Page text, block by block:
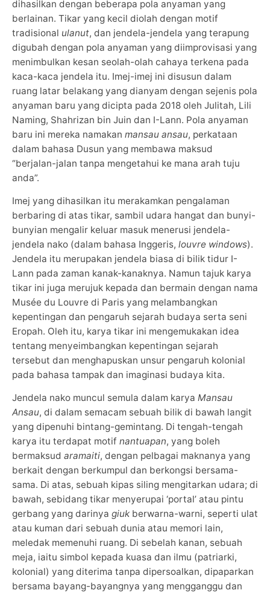
dihasilkan dengan beberapa pola anyaman yang
berlainan. Tikar yang kecil diolah dengan motif
tradisional ulanut, dan jendela-jendela yang terapung
digubah dengan pola anyaman yang diimprovisasi yang
menimbulkan kesan seolah-olah cahaya terkena pada
kaca-kaca jendela itu. Imej-imej ini disusun dalam
ruang latar belakang yang dianyam dengan sejenis pola
anyaman baru yang dicipta pada 2018 oleh Julitah, Lili
Naming, Shahrizan bin Juin dan I-Lann. Pola anyaman
baru ini mereka namakan mansau ansau, perkataan
dalam bahasa Dusun yang membawa maksud
“berjalan-jalan tanpa mengetahui ke mana arah tuju
anda”.
Imej yang dihasilkan itu merakamkan pengalaman
berbaring di atas tikar, sambil udara hangat dan bunyi-
bunyian mengalir keluar masuk menerusi jendela-
jendela nako (dalam bahasa Inggeris, louvre windows).
Jendela itu merupakan jendela biasa di bilik tidur I-
Lann pada zaman kanak-kanaknya. Namun tajuk karya
tikar ini juga merujuk kepada dan bermain dengan nama
Musée du Louvre di Paris yang melambangkan
kepentingan dan pengaruh sejarah budaya serta seni
Eropah. Oleh itu, karya tikar ini mengemukakan idea
tentang menyeimbangkan kepentingan sejarah
tersebut dan menghapuskan unsur pengaruh kolonial
pada bahasa tampak dan imaginasi budaya kita.
Jendela nako muncul semula dalam karya Mansau
Ansau, di dalam semacam sebuah bilik di bawah langit
yang dipenuhi bintang-gemintang. Di tengah-tengah
karya itu terdapat motif nantuapan, yang boleh
bermaksud aramaiti, dengan pelbagai maknanya yang
berkait dengan berkumpul dan berkongsi bersama-
sama. Di atas, sebuah kipas siling mengitarkan udara; di
bawah, sebidang tikar menyerupai ‘portal’ atau pintu
gerbang yang darinya giuk berwarna-warni, seperti ulat
atau kuman dari sebuah dunia atau memori lain,
meledak memenuhi ruang. Di sebelah kanan, sebuah
meja, iaitu simbol kepada kuasa dan ilmu (patriarki,
kolonial) yang diterima tanpa dipersoalkan, dipaparkan
bersama bayang-bayangnya yang mengganggu dan